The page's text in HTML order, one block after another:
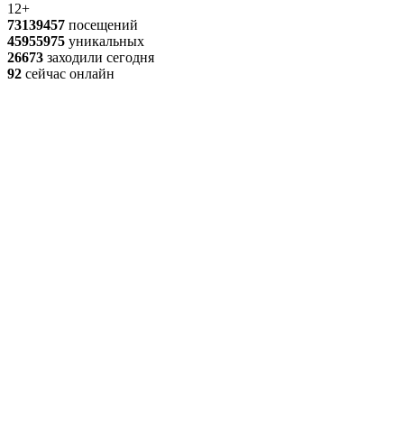
12+
73139457 посещений
45955975 уникальных
26673 заходили сегодня
92 сейчас онлайн